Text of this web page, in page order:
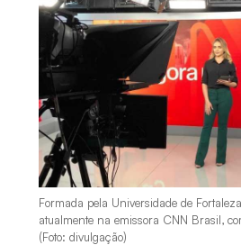
Formada pela Universidade de
atualmente na emissora CNN Brasil,
(Foto: divulgação)